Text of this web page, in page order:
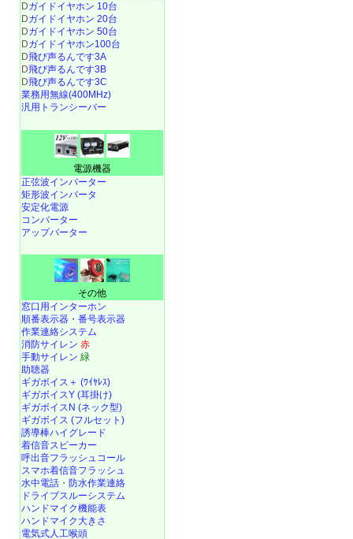
Dガイドイヤホン 10台
Dガイドイヤホン 20台
Dガイドイヤホン 50台
Dガイドイヤホン100台
D飛び声るんです3A
D飛び声るんです3B
D飛び声るんです3C
業務用無線(400MHz)
汎用トランシーバー
電源機器
正弦波インバーター
矩形波インバータ
安定化電源
コンバーター
アップバーター
その他
窓口用インターホン
順番表示器・番号表示器
作業連絡システム
消防サイレン 赤
手動サイレン 緑
助聴器
ギガボイス＋ (ﾜｲﾔﾚｽ)
ギガボイスY (耳掛け)
ギガボイスN (ネック型)
ギガボイス (フルセット)
誘導棒ハイグレード
着信音スピーカー
呼出音フラッシュコール
スマホ着信音フラッシュ
水中電話 ・ 防水作業連絡
ドライブスルーシステム
ハンドマイク機能表
ハンドマイク大きさ
電気式人工喉頭